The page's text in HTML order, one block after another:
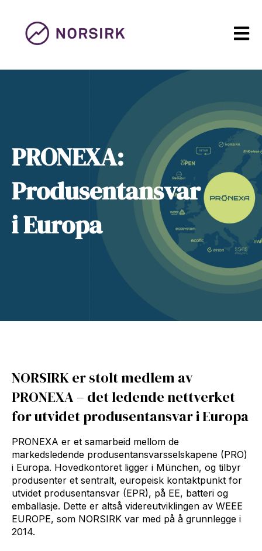
Open
PRONEXA:
Produsentansvar
i Europa
NORSIRK er stolt medlem av
PRONEXA – det ledende nettverket
for utvidet produsentansvar i Europa
PRONEXA er et samarbeid mellom de
markedsledende produsentansvarsselskapene (PRO)
i Europa. Hovedkontoret ligger i München, og tilbyr
produsenter et sentralt, europeisk kontaktpunkt for
utvidet produsentansvar (EPR), på EE, batteri og
emballasje. Dette er altså videreutviklingen av WEEE
EUROPE, som NORSIRK var med på å grunnlegge i
2014.